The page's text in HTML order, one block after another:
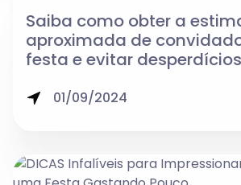
Saiba como obter a
aproximada de
festa e evitar
01/09/2024